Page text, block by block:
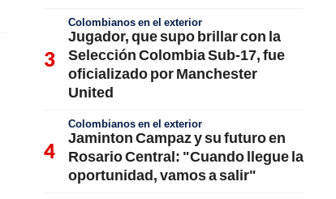
Colombianos en el exterior
Jugador, que supo brillar con la
Selección Colombia Sub-17, fue
oficializado por Manchester
United
Colombianos en el exterior
Jaminton Campaz y su futuro en
Rosario Central: "Cuando llegue la
oportunidad, vamos a salir"